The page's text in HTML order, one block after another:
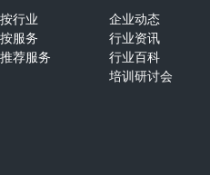
按行业
按服务
推荐服务
企业动态
行业资讯
行业百科
培训研讨会